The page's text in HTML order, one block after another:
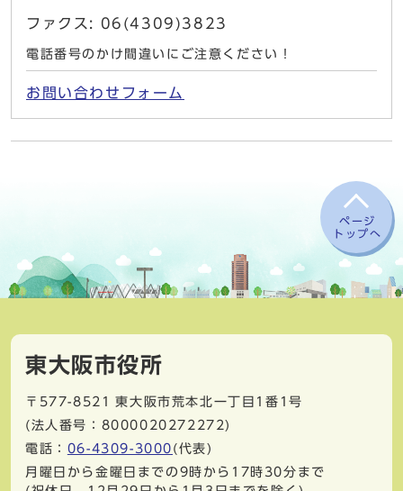
ファクス: 06(4309)3823
電話番号のかけ間違いにご注意ください！
お問い合わせフォーム
ページ
トップへ
東大阪市役所
〒577-8521
東大阪市荒本北一丁目1番1号
(法人番号：8000020272272)
電話： 06-4309-3000 (代表)
月曜日から金曜日までの9時から17時30分まで